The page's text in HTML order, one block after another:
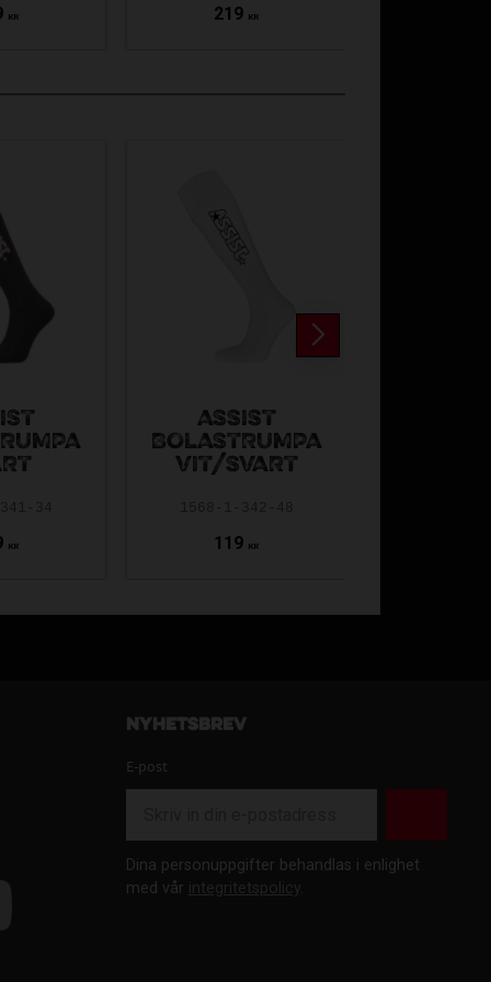
KR 219 KR
KR
ASSIST
BOLASTRUMPA
VIT/SVART
119 KR
Nyhetsbrev
E-post
Dina personuppgifter behandlas i enlighet
med vår integritetspolicy